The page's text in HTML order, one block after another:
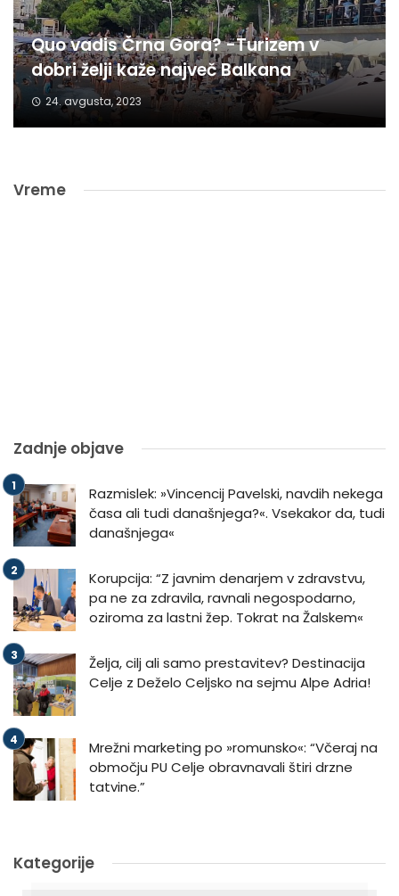
Quo vadis Črna Gora? -Turizem v
dobri želji kaže največ Balkana
24. avgusta, 2023
Vreme
Zadnje objave
Razmislek: »Vincencij Pavelski, navdih nekega
časa ali tudi današnjega?«. Vsekakor da, tudi
današnjega«
Korupcija: “Z javnim denarjem v zdravstvu,
pa ne za zdravila, ravnali negospodarno,
oziroma za lastni žep. Tokrat na Žalskem«
Želja, cilj ali samo prestavitev? Destinacija
Celje z Deželo Celjsko na sejmu Alpe Adria!
Mrežni marketing po »romunsko«: “Včeraj na
območju PU Celje obravnavali štiri drzne
tatvine.”
Kategorije